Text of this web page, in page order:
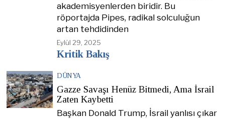
akademisyenlerden biridir. Bu
röportajda Pipes, radikal solculuğun
artan tehdidinden
Eylül 29, 2025
Kritik Bakış
DÜNYA
Gazze Savaşı Henüz Bitmedi, Ama İsrail
Zaten Kaybetti
Başkan Donald Trump, İsrail yanlısı çıkar